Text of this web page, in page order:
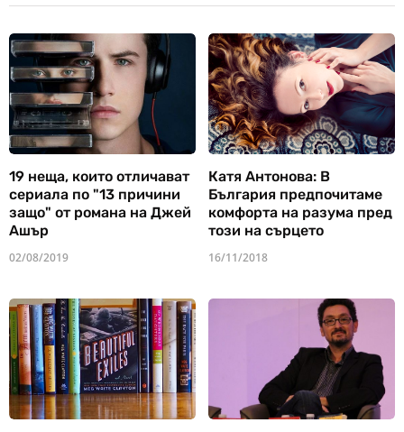
19 неща, които отличават
сериала по "13 причини
защо" от романа на Джей
Ашър
02/08/2019
Катя Антонова: В
България предпочитаме
комфорта на разума пред
този на сърцето
16/11/2018